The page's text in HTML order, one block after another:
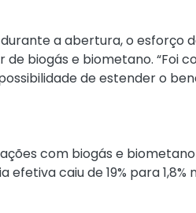
a abertura, o esforço
biogás e biometano. “Foi
de estender o
com biogás e biometano
caiu de 19% para 1,8%